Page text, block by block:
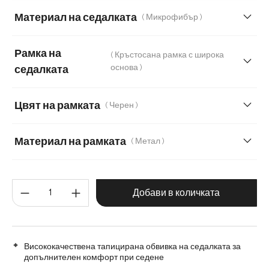
Материал на седалката ( Микрофибър )
Естествена кожа/Шенил
Микрофибър/Букле Плюш
Рамка на
седалката
( Кръстосана рамка с широка
основа )
Цвят на рамката ( Черен )
Материал на рамката ( Метал )
Дърво Матирана неръждаема стомана
Количество на продукта:
Добави в количката
Висококачествена тапицирана обвивка на седалката за
допълнителен комфорт при седене